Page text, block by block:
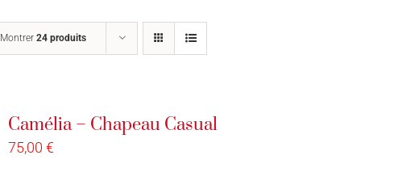
Montrer 24 produits
Camélia – Chapeau Casual
75,00 €